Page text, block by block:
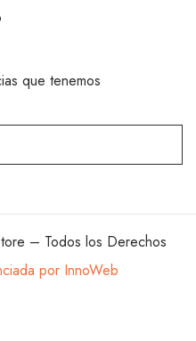
que tenemos
– Todos los Derechos
por InnoWeb